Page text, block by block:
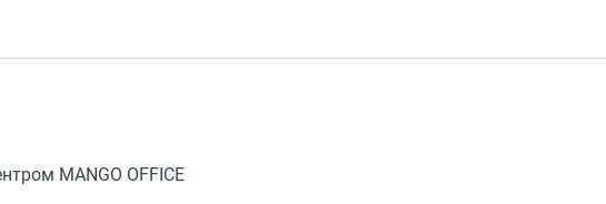
MANGO OFFICE